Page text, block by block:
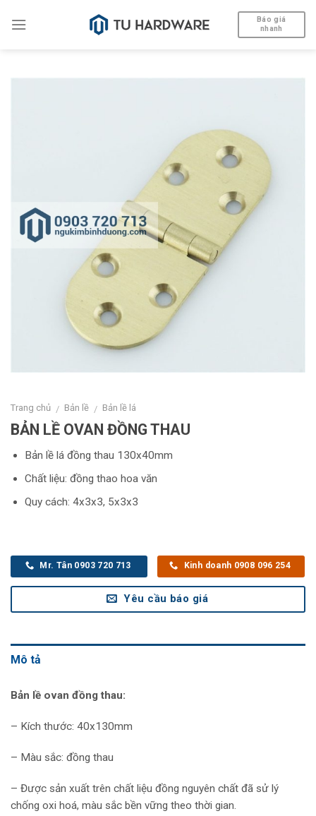
Báo giá
nhanh
Trang chủ / Bản lề / Bản lề lá
BẢN LỀ OVAN ĐỒNG THAU
Bản lề lá đồng thau 130x40mm
Chất liệu: đồng thao hoa văn
Quy cách: 4x3x3, 5x3x3
Mr. Tân 0903 720 713 Kinh doanh 0908 096 254
Yêu cầu báo giá
Mô tả
Bản lề ovan đồng thau:
– Kích thước: 40x130mm
– Màu sắc: đồng thau
– Được sản xuất trên chất liệu đồng nguyên chất đã sử lý
chống oxi hoá, màu sắc bền vững theo thời gian.